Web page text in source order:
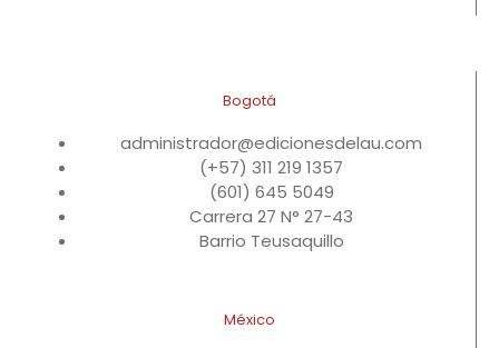
Bogotá
administrador@edicionesdelau.com
(+57) 311 219 1357
(601) 645 5049
Carrera 27 N° 27-43
Barrio Teusaquillo
México